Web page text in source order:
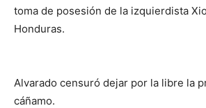
toma de posesión de la izquierdista
Honduras.
Alvarado censuró dejar por la libre la
cáñamo.